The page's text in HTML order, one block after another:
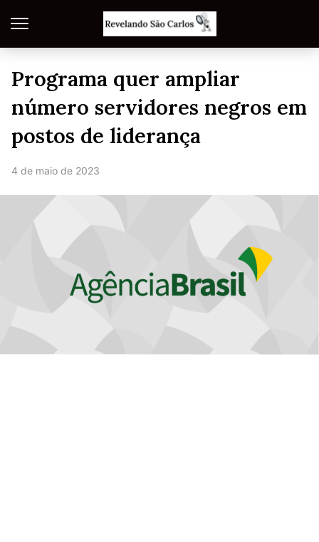
Programa quer ampliar
número servidores negros em
postos de liderança
4 de maio de 2023